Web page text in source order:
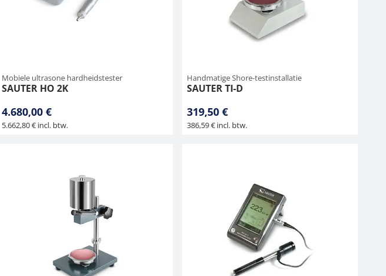
Mobiele ultrasone hardheidstester
SAUTER HO 2K
4.680,00 €
5.662,80 € incl. btw.
Handmatige Shore-testinstallatie
SAUTER TI-D
319,50 €
386,59 € incl. btw.